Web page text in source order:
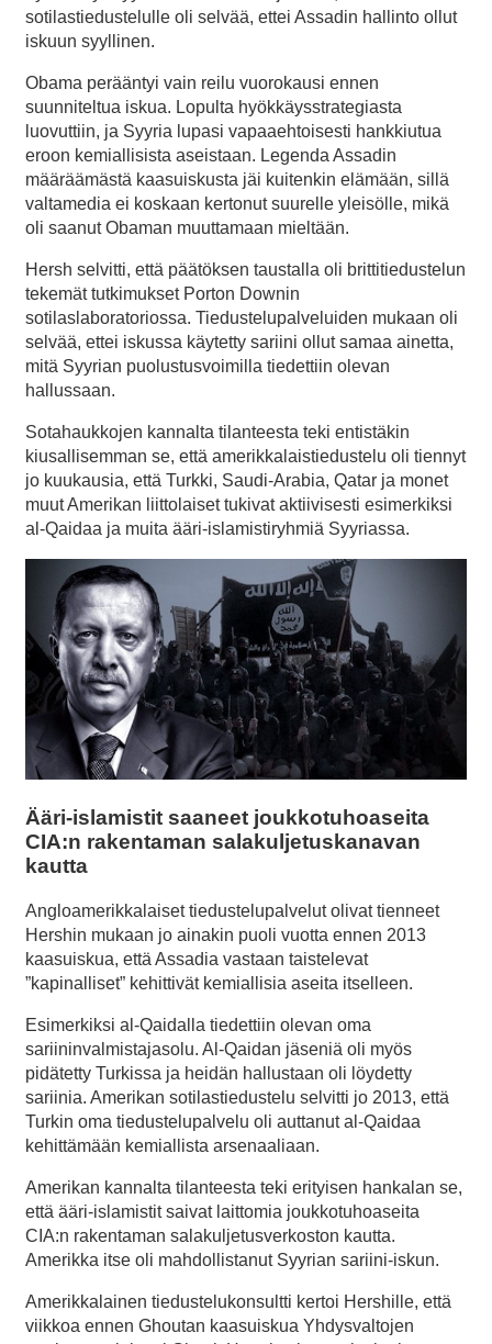
sotilastiedustelulle oli selvää, ettei Assadin hallinto ollut
iskuun syyllinen.
Obama perääntyi vain reilu vuorokausi ennen
suunniteltua iskua. Lopulta hyökkäysstrategiasta
luovuttiin, ja Syyria lupasi vapaaehtoisesti hankkiutua
eroon kemiallisista aseistaan. Legenda Assadin
määräämästä kaasuiskusta jäi kuitenkin elämään, sillä
valtamedia ei koskaan kertonut suurelle yleisölle, mikä
oli saanut Obaman muuttamaan mieltään.
Hersh selvitti, että päätöksen taustalla oli brittitiedustelun
tekemät tutkimukset Porton Downin
sotilaslaboratoriossa. Tiedustelupalveluiden mukaan oli
selvää, ettei iskussa käytetty sariini ollut samaa ainetta,
mitä Syyrian puolustusvoimilla tiedettiin olevan
hallussaan.
Sotahaukkojen kannalta tilanteesta teki entistäkin
kiusallisemman se, että amerikkalaistiedustelu oli tiennyt
jo kuukausia, että Turkki, Saudi-Arabia, Qatar ja monet
muut Amerikan liittolaiset tukivat aktiivisesti esimerkiksi
al-Qaidaa ja muita ääri-islamistiryhmiä Syyriassa.
Ääri-islamistit saaneet joukkotuhoaseita
CIA:n rakentaman salakuljetuskanavan
kautta
Angloamerikkalaiset tiedustelupalvelut olivat tienneet
Hershin mukaan jo ainakin puoli vuotta ennen 2013
kaasuiskua, että Assadia vastaan taistelevat
”kapinalliset” kehittivät kemiallisia aseita itselleen.
Esimerkiksi al-Qaidalla tiedettiin olevan oma
sariininvalmistajasolu. Al-Qaidan jäseniä oli myös
pidätetty Turkissa ja heidän hallustaan oli löydetty
sariinia. Amerikan sotilastiedustelu selvitti jo 2013, että
Turkin oma tiedustelupalvelu oli auttanut al-Qaidaa
kehittämään kemiallista arsenaaliaan.
Amerikan kannalta tilanteesta teki erityisen hankalan se,
että ääri-islamistit saivat laittomia joukkotuhoaseita
CIA:n rakentaman salakuljetusverkoston kautta.
Amerikka itse oli mahdollistanut Syyrian sariini-iskun.
Amerikkalainen tiedustelukonsultti kertoi Hershille, että
viikkoa ennen Ghoutan kaasuiskua Yhdysvaltojen